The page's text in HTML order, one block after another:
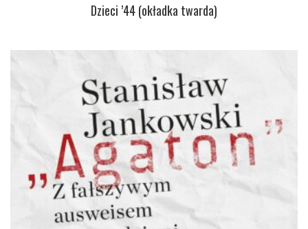
Dzieci ’44 (okładka twarda)